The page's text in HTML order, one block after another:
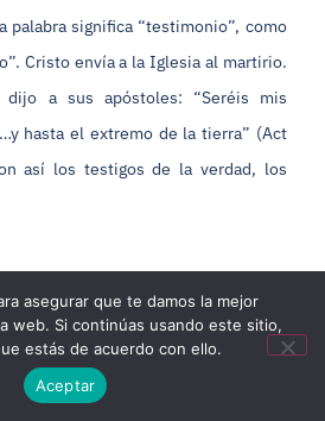
palabra significa “testimonio”, como
Cristo envía a la Iglesia al martirio.
a sus apóstoles: “Seréis mis
hasta el extremo de la tierra” (Act
así los testigos de la verdad, los
de la palabra, de las acciones, de la
su perfecta consumación debe ser
hasta la sangre. Los primeros
asegurar que te damos la mejor
web. Si continúas usando este sitio,
estás de acuerdo con ello.
Aceptar